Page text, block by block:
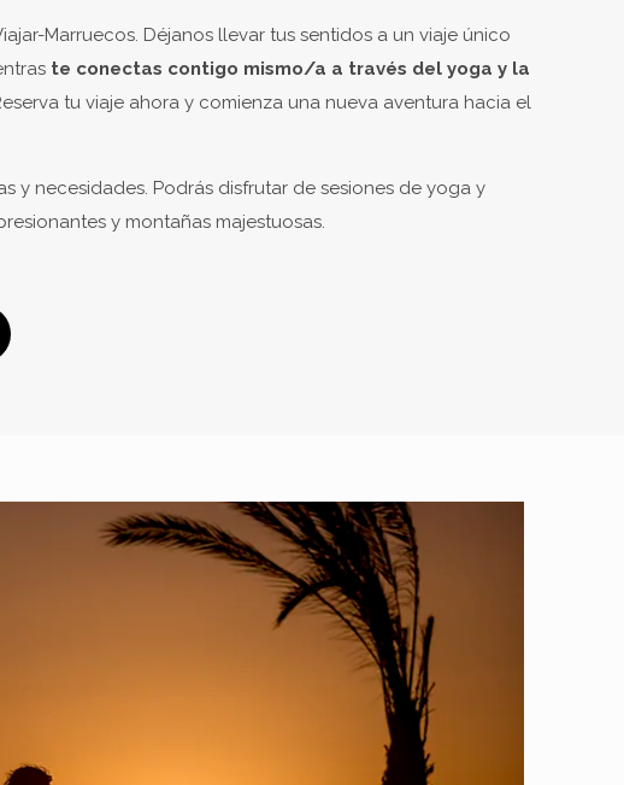
Marruecos. Déjanos llevar tus sentidos a un viaje único
te conectas contigo mismo/a a través del yoga y la
tu viaje ahora y comienza una nueva aventura hacia el
y necesidades. Podrás disfrutar de sesiones de yoga y
y montañas majestuosas.